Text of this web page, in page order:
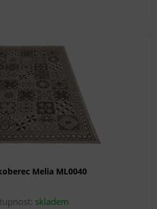
Melia ML0040
skladem